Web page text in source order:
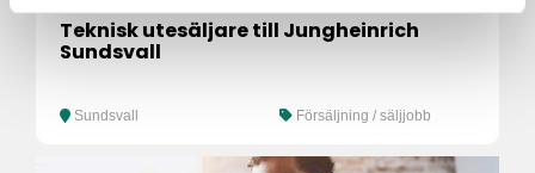
Teknisk utesäljare till Jungheinrich
Sundsvall
Sundsvall Försäljning / säljjobb